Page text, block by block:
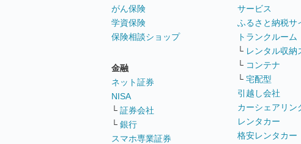
がん保険
学資保険
保険相談ショップ
金融
ネット証券
NISA
└ 証券会社
└ 銀行
スマホ専業証券
サービス
ふるさと納税サ
トランクルーム
└ レンタル収納
└ コンテナ
└ 宅配型
引越し会社
カーシェアリン
レンタカー
格安レンタカー